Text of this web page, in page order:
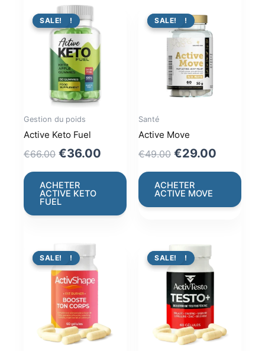
PROMO !
SALE!
Gestion du poids
Active Keto Fuel
€66.00 Original
price
was:
€66.00.
€36.00 Current
price
€36.00.
ACHETER
ACTIVE KETO
FUEL
PROMO !
SALE!
Santé
Active Move
€49.00 Original
price
was:
€49.00.
€29.00
price
€29.00.
ACHETER
ACTIVE MOVE
PROMO !
SALE! PROMO !
SALE!